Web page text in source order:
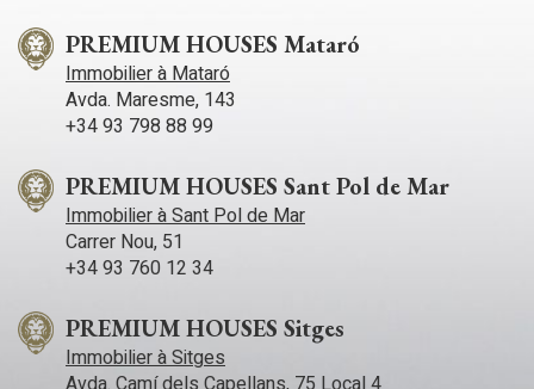
PREMIUM HOUSES Mataró
Immobilier à Mataró
Avda. Maresme, 143
+34 93 798 88 99
PREMIUM HOUSES Sant Pol de Mar
Immobilier à Sant Pol de Mar
Carrer Nou, 51
+34 93 760 12 34
PREMIUM HOUSES Sitges
Immobilier à Sitges